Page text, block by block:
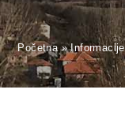
Početna»